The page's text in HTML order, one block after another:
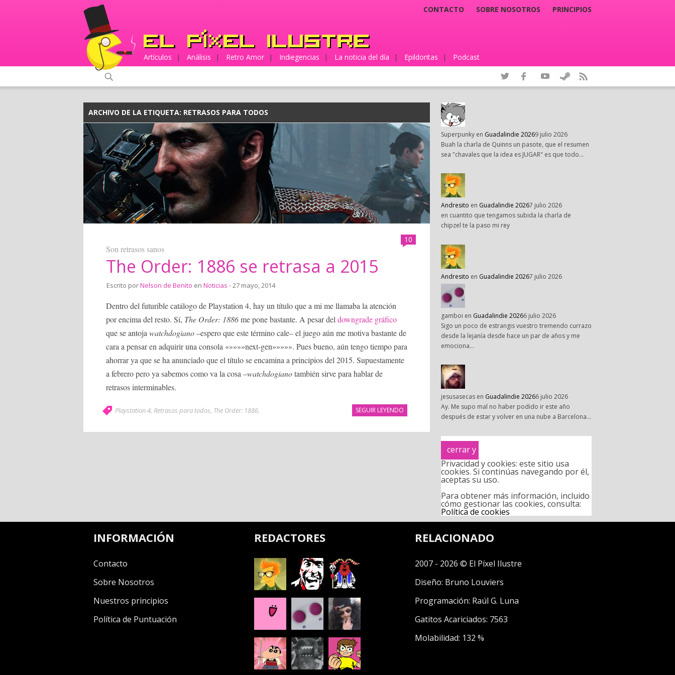
CONTACTO SOBRE NOSOTROS PRINCIPIOS
Artículos | Análisis | Retro Amor | Indiegencias | La noticia del día | Epildoritas | Podcast
ARCHIVO DE LA ETIQUETA: RETRASOS PARA TODOS
10
Son retrasos sanos
The Order: 1886 se retrasa a 2015
Escrito porNelson de Benito en Noticias - 27 mayo, 2014
Dentro del futurible catálogo de Playstation 4, hay un título que a mi me llamaba la atención
por encima del resto. Sí, The Order: 1886me pone bastante. A pesar del downgrade gráfico
que se antoja watchdogiano–espero que este término cale– el juego aún me motiva bastante de
cara a pensar en adquirir una consola «»»»»next-gen»»»»». Pues bueno, aún tengo tiempo para
ahorrar ya que se ha anunciado que el título se encamina a principios del 2015. Supuestamente
a febrero pero ya sabemos como va la cosa –watchdogianotambién sirve para hablar de
retrasos interminables.
SEGUIR LEYENDO
Playstation 4, Retrasos para todos, The Order: 1886.
Superpunky en Guadalindie 20269 julio 2026
Buah la charla de Quinns un pasote, que el resumen
sea "chavales que la idea es JUGAR" es que todo…
Andresito en Guadalindie 20267 julio 2026
en cuantito que tengamos subida la charla de
chipzel te la paso mi rey
Andresito en Guadalindie 20267 julio 2026
gamboi en Guadalindie 20266 julio 2026
Sigo un poco de estrangis vuestro tremendo currazo
desde la lejanía desde hace un par de años y me
emociona…
jesusasecas en Guadalindie 20266 julio 2026
Ay. Me supo mal no haber podido ir este año
después de estar y volver en una nube a Barcelona…
Privacidad y cookies: este sitio usa
cookies. Si continúas navegando por él,
aceptas su uso.
Para obtener más información, incluido
cómo gestionar las cookies, consulta:
Política de cookies
INFORMACIÓN
Contacto
Sobre Nosotros
Nuestros principios
Política de Puntuación
REDACTORES RELACIONADO
2007 - 2026 © El Píxel Ilustre
Diseño: Bruno Louviers
Programación: Raúl G. Luna
Gatitos Acariciados: 7563
Molabilidad: 132 %